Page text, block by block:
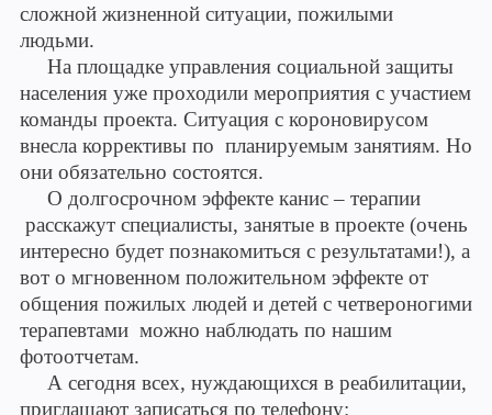
сложной жизненной ситуации, пожилыми
людьми.
На площадке управления социальной защиты
населения уже проходили мероприятия с участием
команды проекта. Ситуация с короновирусом
внесла коррективы по планируемым занятиям. Но
они обязательно состоятся.
О долгосрочном эффекте канис – терапии
расскажут специалисты, занятые в проекте (очень
интересно будет познакомиться с результатами!), а
вот о мгновенном положительном эффекте от
общения пожилых людей и детей с четвероногими
терапевтами можно наблюдать по нашим
фотоотчетам.
А сегодня всех, нуждающихся в реабилитации,
приглашают записаться по телефону: